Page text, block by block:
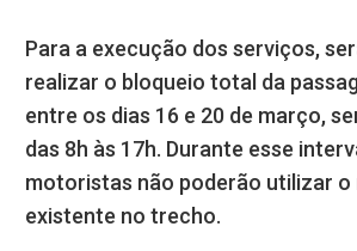
Para a execução dos serviços,
realizar o bloqueio total da
entre os dias 16 e 20 de março,
das 8h às 17h. Durante esse
motoristas não poderão utilizar
existente no trecho.